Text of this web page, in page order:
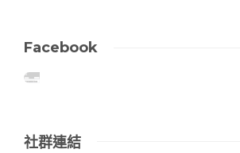
Facebook
社群連結